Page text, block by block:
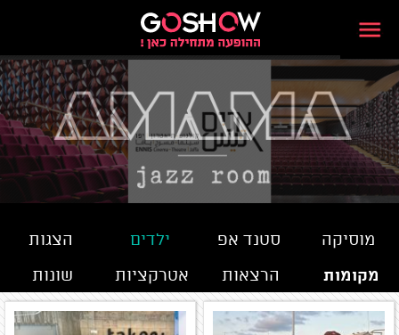
מוסיקה סטנד אפ ילדים
הצגות
הרצאות
אטרקציות שונות מקומות